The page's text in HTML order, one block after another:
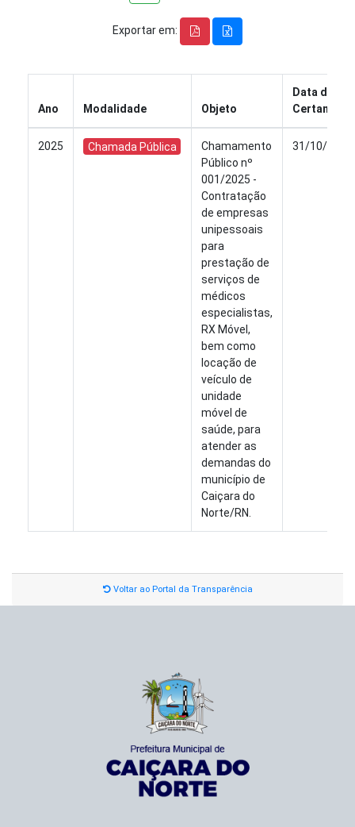
Exportar em:
Ano Modalidade Objeto
Data do
Certame
2025 Chamada Pública
Chamamento
Público nº
001/2025 -
Contratação
de empresas
unipessoais
para
prestação de
serviços de
médicos
especialistas,
RX Móvel,
bem como
locação de
veículo de
unidade
móvel de
saúde, para
atender as
demandas do
município de
Caiçara do
Norte/RN.
31/10/2025
Voltar ao Portal da Transparência